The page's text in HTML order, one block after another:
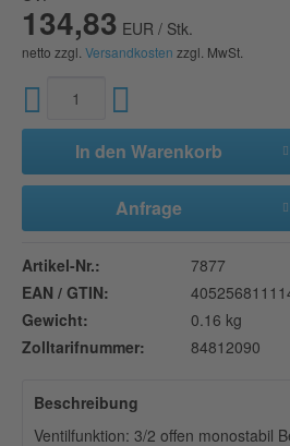
134,83 EUR / Stk.
netto zzgl. Versandkosten zzgl. MwSt.
In den Warenkorb
Anfrage
Artikel-Nr.:
7877
EAN / GTIN:
Gewicht:
0.16 kg
Zolltarifnummer:
84812090
Beschreibung
Ventilfunktion: 3/2 offen monostabil